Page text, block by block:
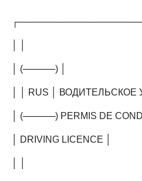
│ (─────) │
│ │ RUS │
│ (─────) PERMIS DE
│ DRIVING LICENCE │